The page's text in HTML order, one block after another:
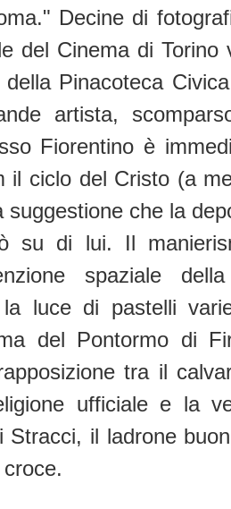
Decine di
del Cinema di Torino
Pinacoteca
artista,
Fiorentino è
il ciclo del Cristo (a
suggestione che la
su di lui. Il
spaziale
luce di pastelli
del Pontormo di
tra il
ufficiale e la
Stracci, il ladrone